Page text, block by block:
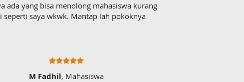
ada yang bisa menolong mahasiswa kurang
seperti saya wkwk. Mantap lah pokoknya
M Fadhil, Mahasiswa